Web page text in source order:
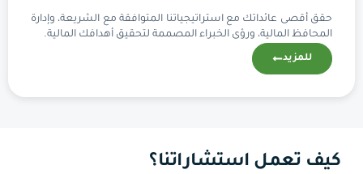
حقق أقصى عائداتك مع استراتيجياتنا المتوافقة مع الشريعة، وإدارة
المحافظ المالية، ورؤى الخبراء المصممة لتحقيق أهدافك المالية.
للمزيد
كيف تعمل استشاراتنا؟